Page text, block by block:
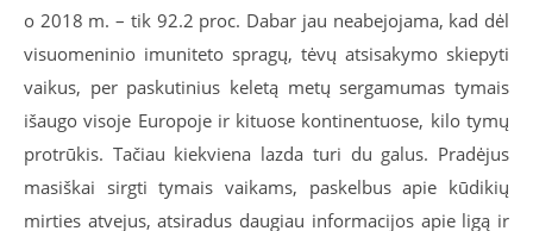
o 2018 m. – tik 92.2 proc. Dabar jau neabejojama, kad dėl
visuomeninio imuniteto spragų, tėvų atsisakymo skiepyti
vaikus, per paskutinius keletą metų sergamumas tymais
išaugo visoje Europoje ir kituose kontinentuose, kilo tymų
protrūkis. Tačiau kiekviena lazda turi du galus. Pradėjus
masiškai sirgti tymais vaikams, paskelbus apie kūdikių
mirties atvejus, atsiradus daugiau informacijos apie ligą ir